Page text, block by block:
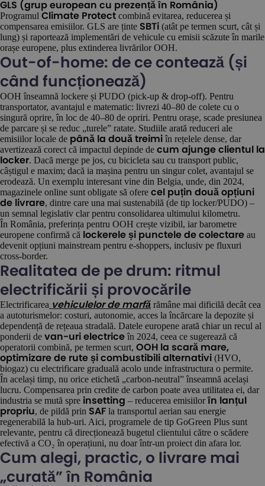
GLS (grup european cu prezență în România)
Programul Climate Protect combină evitarea, reducerea și
compensarea emisiilor. GLS are ținte SBTi (atât pe termen scurt, cât și
lung) și raportează implementări de vehicule cu emisii scăzute în marile
orașe europene, plus extinderea livrărilor OOH.
Out-of-home: de ce contează (și
când funcționează)
OOH înseamnă lockere și PUDO (pick-up & drop-off). Pentru
transportator, avantajul e matematic: livrezi 40–80 de colete cu o
singură oprire, în loc de 40–80 de opriri. Pentru orașe, scade presiunea
de parcare și se reduc „turele” ratate. Studiile arată reduceri ale
emisiilor locale de până la două treimi în rețelele dense, dar
avertizează corect că impactul depinde de cum ajunge clientul la
locker. Dacă merge pe jos, cu bicicleta sau cu transport public,
câștigul e maxim; dacă ia mașina pentru un singur colet, avantajul se
erodează. Un exemplu interesant vine din Belgia, unde, din 2024,
magazinele online sunt obligate să ofere cel puțin două opțiuni
de livrare, dintre care una mai sustenabilă (de tip locker/PUDO) –
un semnal legislativ clar pentru consolidarea ultimului kilometru.
În România, preferința pentru OOH crește vizibil, iar barometre
europene confirmă că lockerele și punctele de colectare au
devenit opțiuni mainstream pentru e-shoppers, inclusiv pe fluxuri
cross-border.
Realitatea de pe drum: ritmul
electrificării și provocările
Electrificarea vehiculelor de marfă rămâne mai dificilă decât cea
a autoturismelor: costuri, autonomie, acces la încărcare la depozite și
dependență de rețeaua stradală. Datele europene arată chiar un recul al
ponderii de van-uri electrice în 2024, ceea ce sugerează că
operatorii combină, pe termen scurt, OOH la scară mare,
optimizare de rute și combustibili alternativi (HVO,
biogaz) cu electrificare graduală acolo unde infrastructura o permite.
În același timp, nu orice etichetă „carbon-neutral” înseamnă același
lucru. Compensarea prin credite de carbon poate avea utilitatea ei, dar
industria se mută spre insetting – reducerea emisiilorîn lanțul
propriu, de pildă prin SAF la transportul aerian sau energie
regenerabilă la hub-uri. Aici, programele de tip GoGreen Plus sunt
relevante, pentru că direcționează bugetul clientului către o scădere
efectivă a CO₂ în operațiuni, nu doar într-un proiect din afara lor.
Cum alegi, practic, o livrare mai
„curată” în România